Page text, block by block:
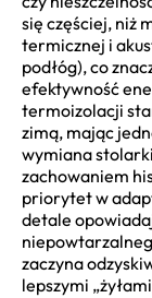
się częściej, niż
termicznej i
podłóg), co
efektywność
termoizolacji
zimą, mając
wymiana
zachowaniem
priorytet w
detale
zaczyna
lepszymi